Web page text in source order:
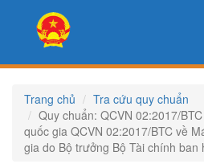
Trang chủ
Tra cứu quy chuẩn
Quy chuẩn: QCVN 02:2017/
quốc gia QCVN 02:2017/BTC về
gia do Bộ trưởng Bộ Tài chính ban